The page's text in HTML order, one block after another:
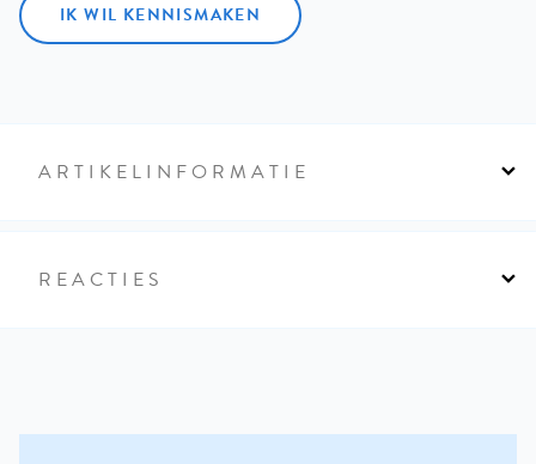
IK WIL KENNISMAKEN
ARTIKELINFORMATIE
REACTIES